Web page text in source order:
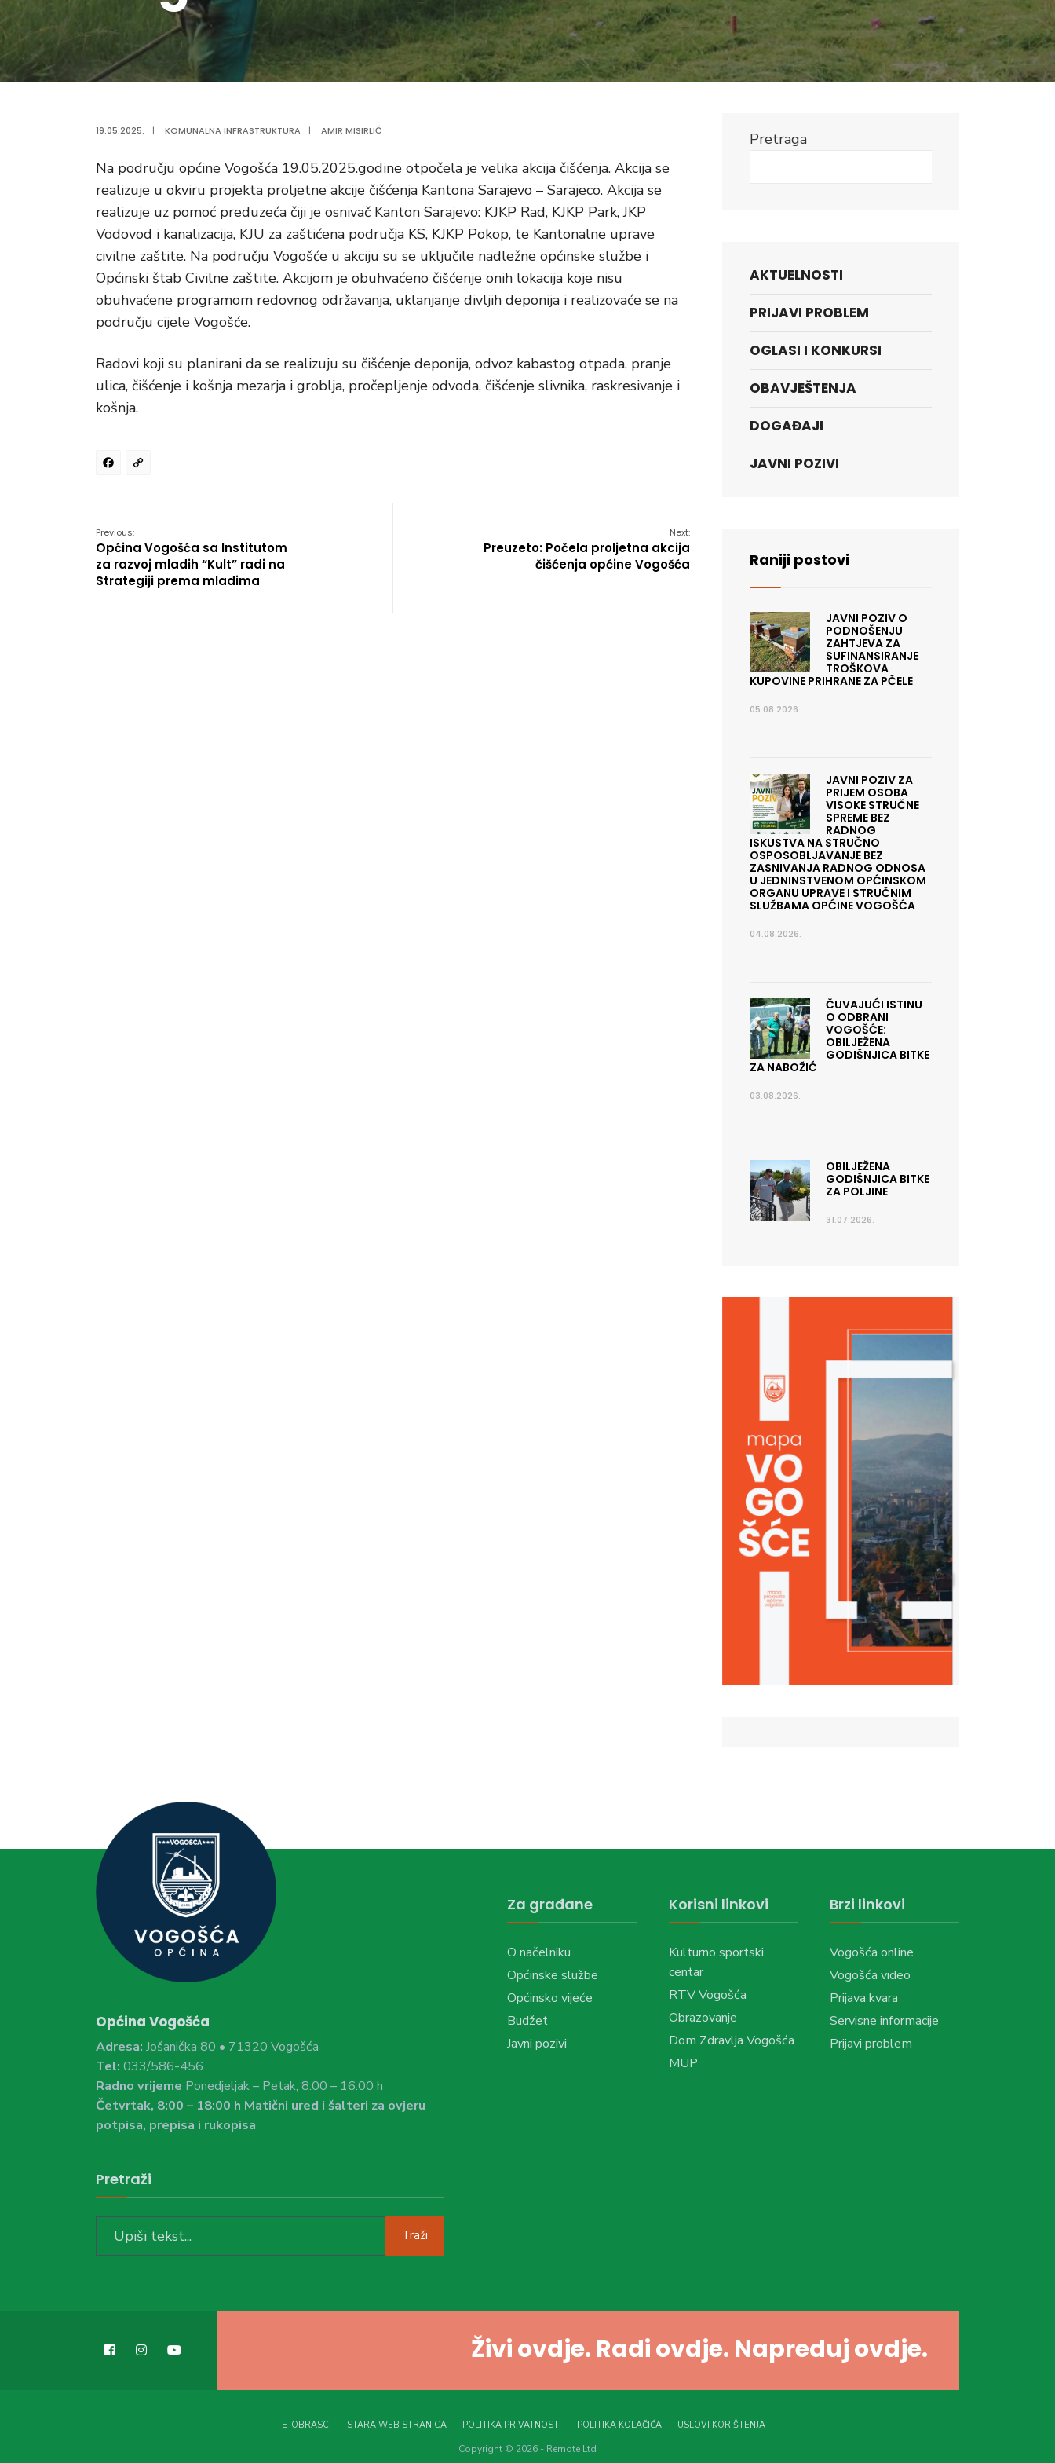
19.05.2025. | KOMUNALNA INFRASTRUKTURA | AMIR MISIRLIĆ
Na području općine Vogošća 19.05.2025.godine otpočela je velika akcija čišćenja. Akcija se
realizuje u okviru projekta proljetne akcije čišćenja Kantona Sarajevo – Sarajeco. Akcija se
realizuje uz pomoć preduzeća čiji je osnivač Kanton Sarajevo: KJKP Rad, KJKP Park, JKP
Vodovod i kanalizacija, KJU za zaštićena područja KS, KJKP Pokop, te Kantonalne uprave
civilne zaštite. Na području Vogošće u akciju su se uključile nadležne općinske službe i
Općinski štab Civilne zaštite. Akcijom je obuhvaćeno čišćenje onih lokacija koje nisu
obuhvaćene programom redovnog održavanja, uklanjanje divljih deponija i realizovaće se na
području cijele Vogošće.
Radovi koji su planirani da se realizuju su čišćenje deponija, odvoz kabastog otpada, pranje
ulica, čišćenje i košnja mezarja i groblja, pročepljenje odvoda, čišćenje slivnika, raskresivanje i
košnja.
Facebook
Previous:
Općina Vogošća sa Institutom
za razvoj mladih “Kult” radi na
Strategiji prema mladima
Next:
Preuzeto: Počela proljetna akcija
čišćenja općine Vogošća
Pretraga
AKTUELNOSTI
PRIJAVI PROBLEM
OGLASI I KONKURSI
OBAVJEŠTENJA
DOGAĐAJI
JAVNI POZIVI
Raniji postovi
JAVNI POZIV O
PODNOŠENJU
ZAHTJEVA ZA
SUFINANSIRANJE
TROŠKOVA
KUPOVINE PRIHRANE ZA PČELE
05.08.2026.
JAVNI POZIV ZA
PRIJEM OSOBA
VISOKE STRUČNE
SPREME BEZ
RADNOG
ISKUSTVA NA STRUČNO
OSPOSOBLJAVANJE BEZ
ZASNIVANJA RADNOG ODNOSA
U JEDNINSTVENOM OPĆINSKOM
ORGANU UPRAVE I STRUČNIM
SLUŽBAMA OPĆINE VOGOŠĆA
04.08.2026.
ČUVAJUĆI ISTINU
O ODBRANI
VOGOŠĆE:
OBILJEŽENA
GODIŠNJICA BITKE
ZA NABOŽIĆ
03.08.2026.
OBILJEŽENA
GODIŠNJICA BITKE
ZA POLJINE
31.07.2026.
Općina Vogošća
Adresa: Jošanička 80 • 71320 Vogošća
Tel: 033/586-456
Radno vrijeme Ponedjeljak – Petak, 8:00 – 16:00 h
Četvrtak, 8:00 – 18:00 h Matični ured i šalteri za ovjeru
potpisa, prepisa i rukopisa
Pretraži
Traži
Za građane
O načelniku
Općinske službe
Općinsko vijeće
Budžet
Javni pozivi
Korisni linkovi
Kulturno sportski
centar
RTV Vogošća
Obrazovanje
Dom Zdravlja Vogošća
MUP
Brzi linkovi
Vogošća online
Vogošća video
Prijava kvara
Servisne informacije
Prijavi problem
Živi ovdje. Radi ovdje. Napreduj ovdje.
E-OBRASCI STARA WEB STRANICA POLITIKA PRIVATNOSTI POLITIKA KOLAČIĆA USLOVI KORIŠTENJA
Copyright © 2026 - Remote Ltd